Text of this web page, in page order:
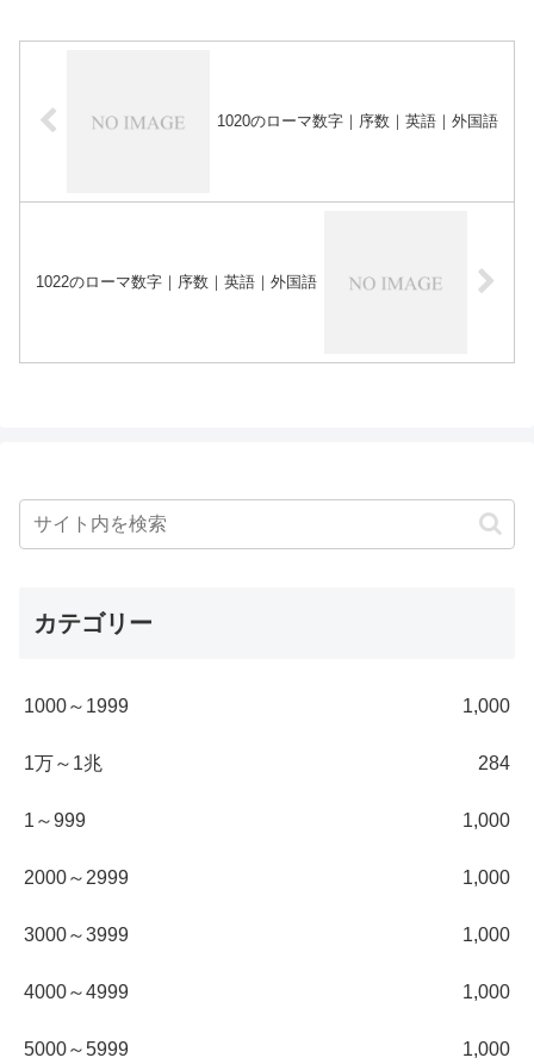
1020のローマ数字｜序数｜英語｜外国語
1022のローマ数字｜序数｜英語｜外国語
カテゴリー
1000～1999 1,000
1万～1兆 284
1～999 1,000
2000～2999 1,000
3000～3999 1,000
4000～4999 1,000
5000～5999 1,000